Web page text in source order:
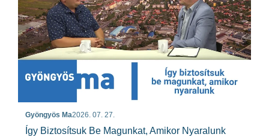
Gyöngyös Ma2026. 07. 27.
Így Biztosítsuk Be Magunkat, Amikor Nyaralunk